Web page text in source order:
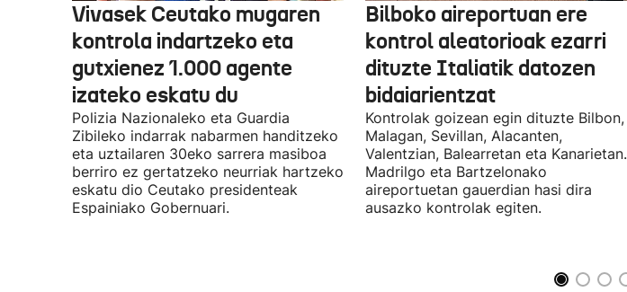
Vivasek Ceutako mugaren
kontrola indartzeko eta
gutxienez 1.000 agente
izateko eskatu du
Polizia Nazionaleko eta Guardia
Zibileko indarrak nabarmen handitzeko
eta uztailaren 30eko sarrera masiboa
berriro ez gertatzeko neurriak hartzeko
eskatu dio Ceutako presidenteak
Espainiako Gobernuari.
Bilboko aireportuan ere
kontrol aleatorioak ezarri
dituzte Italiatik datozen
bidaiarientzat
Kontrolak goizean egin dituzte Bilbon,
Malagan, Sevillan, Alacanten,
Valentzian, Balearretan eta Kanarietan.
Madrilgo eta Bartzelonako
aireportuetan gauerdian hasi dira
ausazko kontrolak egiten.